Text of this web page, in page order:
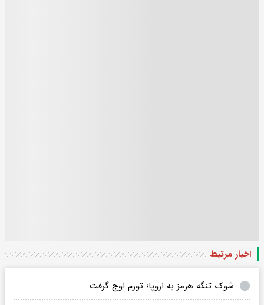
اخبار مرتبط
شوک تنگه هرمز به اروپا؛ تورم اوج گرفت